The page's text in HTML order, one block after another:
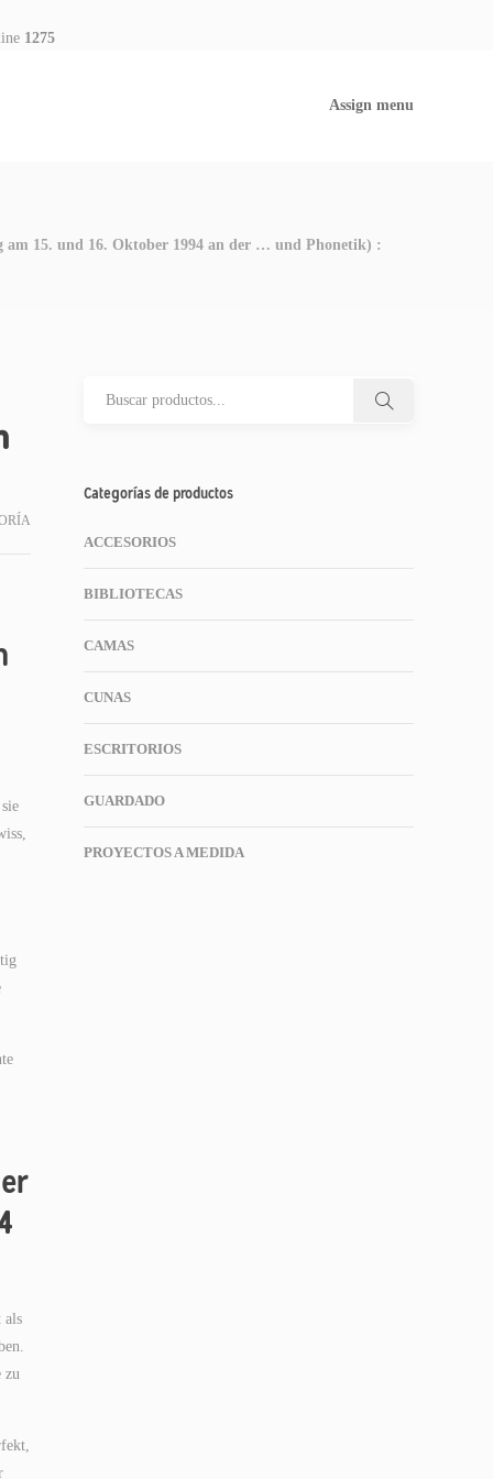
1275
Assign menu
am 15. und 16. Oktober 1994 an der … und Phonetik) :
als
zu
Categorías de productos
ACCESORIOS
BIBLIOTECAS
CAMAS
CUNAS
ESCRITORIOS
GUARDADO
PROYECTOS A MEDIDA